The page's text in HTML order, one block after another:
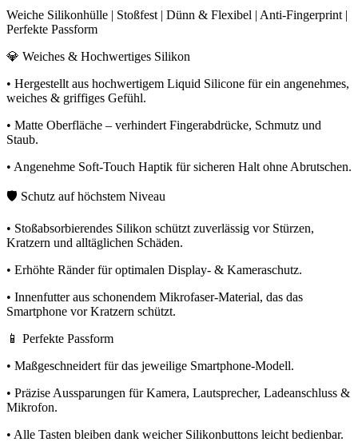
Weiche Silikonhülle | Stoßfest | Dünn & Flexibel | Anti-Fingerprint |
Perfekte Passform
💎 Weiches & Hochwertiges Silikon
• Hergestellt aus hochwertigem Liquid Silicone für ein angenehmes,
weiches & griffiges Gefühl.
• Matte Oberfläche – verhindert Fingerabdrücke, Schmutz und
Staub.
• Angenehme Soft-Touch Haptik für sicheren Halt ohne Abrutschen.
🛡️ Schutz auf höchstem Niveau
• Stoßabsorbierendes Silikon schützt zuverlässig vor Stürzen,
Kratzern und alltäglichen Schäden.
• Erhöhte Ränder für optimalen Display- & Kameraschutz.
• Innenfutter aus schonendem Mikrofaser-Material, das das
Smartphone vor Kratzern schützt.
📱 Perfekte Passform
• Maßgeschneidert für das jeweilige Smartphone-Modell.
• Präzise Aussparungen für Kamera, Lautsprecher, Ladeanschluss &
Mikrofon.
• Alle Tasten bleiben dank weicher Silikonbuttons leicht bedienbar.